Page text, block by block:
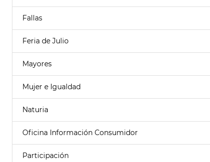
Fallas
Feria de Julio
Mayores
Mujer e Igualdad
Naturia
Oficina Información Consumidor
Participación